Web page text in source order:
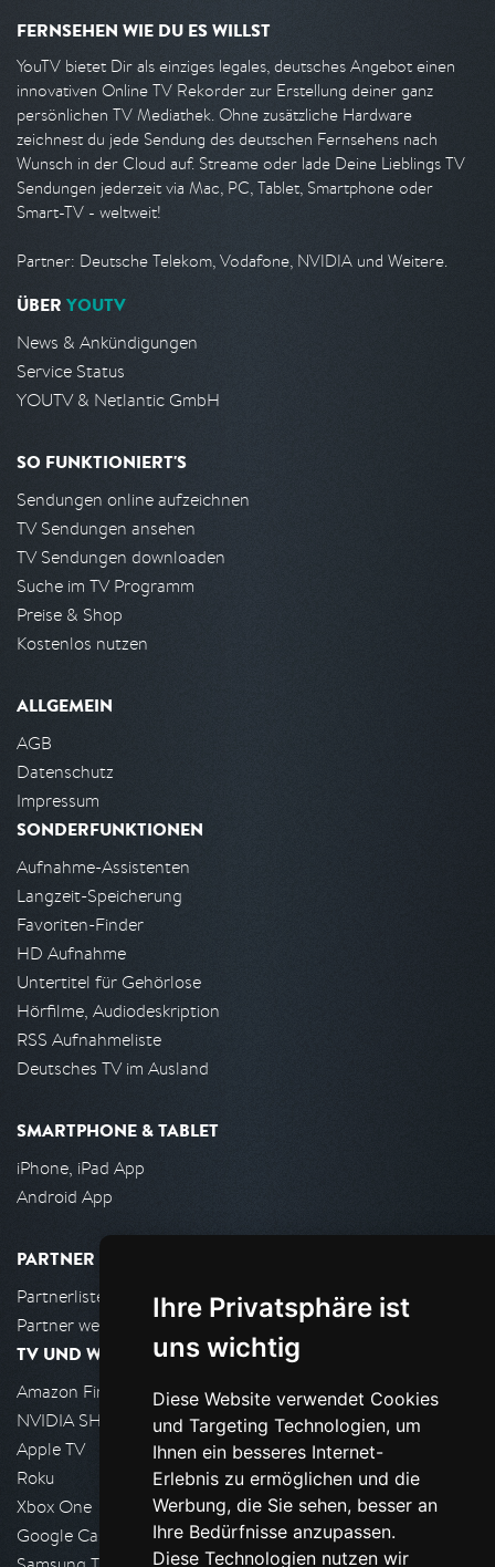
Ihre Privatsphäre ist
uns wichtig
Diese Website verwendet Cookies
und Targeting Technologien, um
Ihnen ein besseres Internet-
Erlebnis zu ermöglichen und die
Werbung, die Sie sehen, besser an
Ihre Bedürfnisse anzupassen.
Diese Technologien nutzen wir
FERNSEHEN WIE DU ES WILLST
YouTV bietet Dir als einziges legales, deutsches Angebot einen
innovativen Online TV Rekorder zur Erstellung deiner ganz
persönlichen TV Mediathek. Ohne zusätzliche Hardware
zeichnest du jede Sendung des deutschen Fernsehens nach
Wunsch in der Cloud auf. Streame oder lade Deine Lieblings TV
Sendungen jederzeit via Mac, PC, Tablet, Smartphone oder
Smart-TV - weltweit!
Partner: Deutsche Telekom, Vodafone, NVIDIA und Weitere.
ÜBER YOUTV
News & Ankündigungen
Service Status
YOUTV & Netlantic GmbH
SO FUNKTIONIERT'S
Sendungen online aufzeichnen
TV Sendungen ansehen
TV Sendungen downloaden
Suche im TV Programm
Preise & Shop
Kostenlos nutzen
ALLGEMEIN
AGB
Datenschutz
Impressum
SONDERFUNKTIONEN
Aufnahme-Assistenten
Langzeit-Speicherung
Favoriten-Finder
HD Aufnahme
Untertitel für Gehörlose
Hörfilme, Audiodeskription
RSS Aufnahmeliste
Deutsches TV im Ausland
SMARTPHONE & TABLET
iPhone, iPad App
Android App
PARTNER
Partnerliste
Partner werden
TV UND WOHNZIMMER
Amazon FireTV
NVIDIA SHIELD, Google TV
Apple TV
Roku
Xbox One
Google Cast